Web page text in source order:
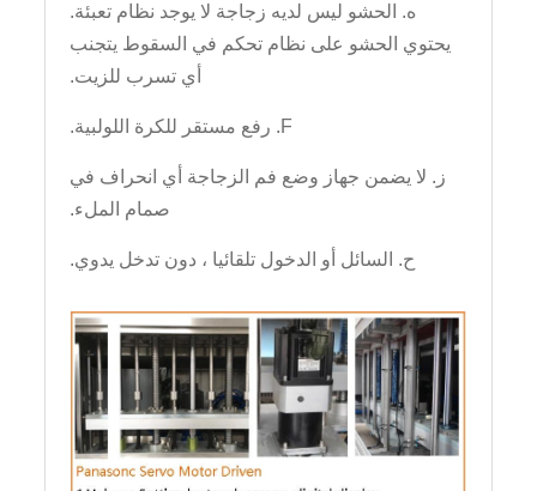
ه. الحشو ليس لديه زجاجة لا يوجد نظام تعبئة.
يحتوي الحشو على نظام تحكم في السقوط يتجنب
أي تسرب للزيت.
F. رفع مستقر للكرة اللولبية.
ز. لا يضمن جهاز وضع فم الزجاجة أي انحراف في
صمام الملء.
ح. السائل أو الدخول تلقائيا ، دون تدخل يدوي.